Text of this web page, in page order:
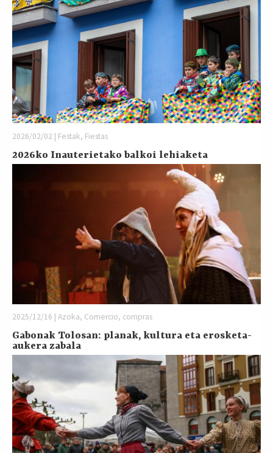
2026/02/02 | Festak, Fiestas
2026ko Inauterietako balkoi lehiaketa
2025/12/16 | Azoka, Comercio, compras
Gabonak Tolosan: planak, kultura eta erosketa-
aukera zabala